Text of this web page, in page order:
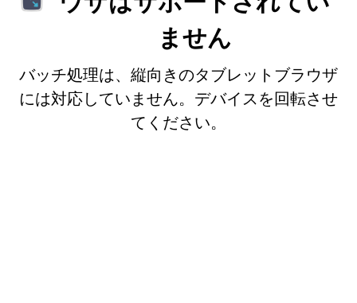
ません
バッチ処理は、縦向きのタブレットブラウザ
には対応していません。デバイスを回転させ
てください。